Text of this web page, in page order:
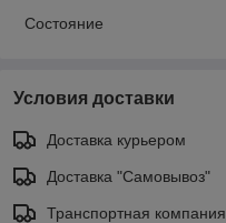
Состояние
Условия доставки
Доставка курьером
Доставка "Самовывоз"
Транспортная компания